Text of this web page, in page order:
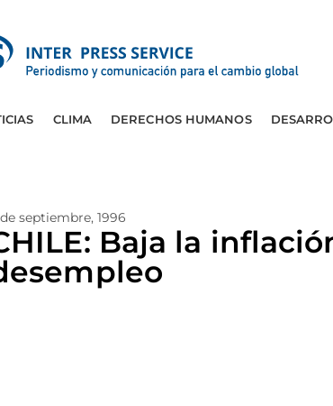
CLIMA DERECHOS HUMANOS
septiembre, 1996
Baja la